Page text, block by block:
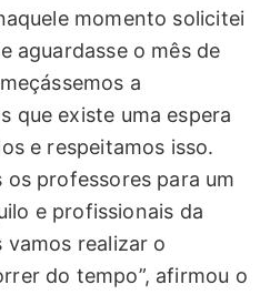
momento solicitei
aguardasse o mês de
a
que existe uma espera
e respeitamos isso.
professores para um
e profissionais da
vamos realizar o
do tempo”, afirmou o